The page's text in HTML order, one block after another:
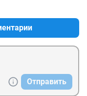
Отправить